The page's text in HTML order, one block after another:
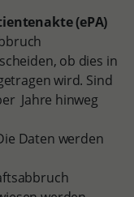
(ePA)
ob dies in
wird. Sind
Jahre hinweg
Daten werden